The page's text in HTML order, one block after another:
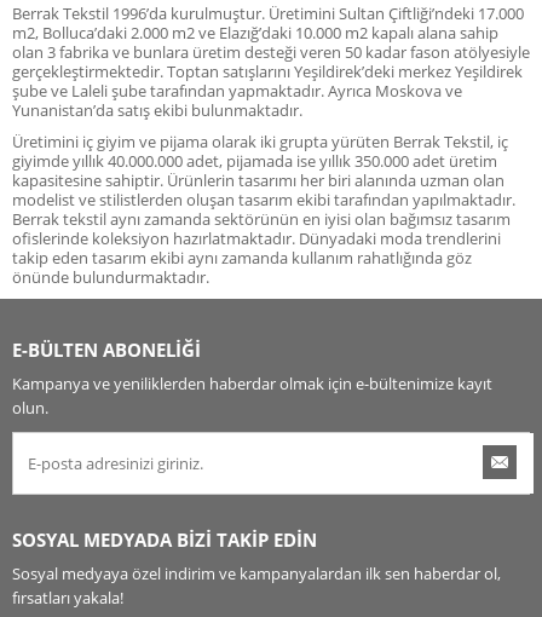
Berrak Tekstil 1996’da kurulmuştur. Üretimini Sultan Çiftliği’ndeki 17.000
m2, Bolluca’daki 2.000 m2 ve Elazığ’daki 10.000 m2 kapalı alana sahip
olan 3 fabrika ve bunlara üretim desteği veren 50 kadar fason atölyesiyle
gerçekleştirmektedir. Toptan satışlarını Yeşildirek’deki merkez Yeşildirek
şube ve Laleli şube tarafından yapmaktadır. Ayrıca Moskova ve
Yunanistan’da satış ekibi bulunmaktadır.
Üretimini iç giyim ve pijama olarak iki grupta yürüten Berrak Tekstil, iç
giyimde yıllık 40.000.000 adet, pijamada ise yıllık 350.000 adet üretim
kapasitesine sahiptir. Ürünlerin tasarımı her biri alanında uzman olan
modelist ve stilistlerden oluşan tasarım ekibi tarafından yapılmaktadır.
Berrak tekstil aynı zamanda sektörünün en iyisi olan bağımsız tasarım
ofislerinde koleksiyon hazırlatmaktadır. Dünyadaki moda trendlerini
takip eden tasarım ekibi aynı zamanda kullanım rahatlığında göz
önünde bulundurmaktadır.
E-BÜLTEN ABONELİĞİ
Kampanya ve yeniliklerden haberdar olmak için e-bültenimize kayıt
olun.
SOSYAL MEDYADA BİZİ TAKİP EDİN
Sosyal medyaya özel indirim ve kampanyalardan ilk sen haberdar ol,
fırsatları yakala!